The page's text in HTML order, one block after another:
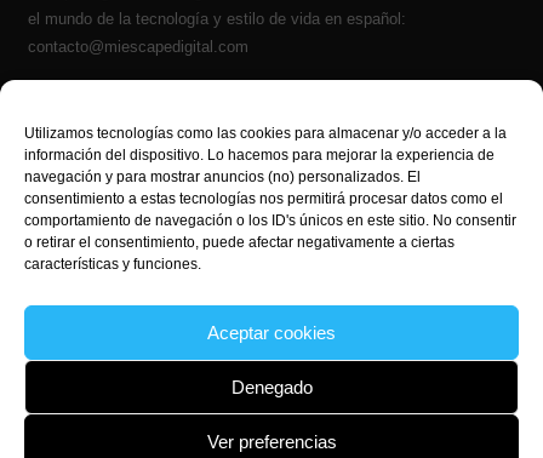
Utilizamos tecnologías como las cookies para almacenar y/o acceder a la
información del dispositivo. Lo hacemos para mejorar la experiencia de
navegación y para mostrar anuncios (no) personalizados. El
consentimiento a estas tecnologías nos permitirá procesar datos como el
comportamiento de navegación o los ID's únicos en este sitio. No consentir
o retirar el consentimiento, puede afectar negativamente a ciertas
características y funciones.
Aceptar cookies
Denegado
Ver preferencias
el mundo de la tecnología y estilo de vida en español:
contacto@miescapedigital.com
INVENCIONES POETICAS
Espacio para tejer y destejer la palabra!
Términos y Condiciones